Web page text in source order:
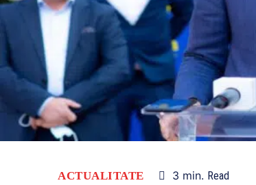
ACTUALITATE 3 min. Read